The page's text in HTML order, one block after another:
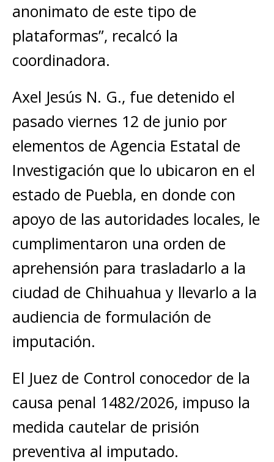
anonimato de este tipo de
plataformas”, recalcó la
coordinadora.
Axel Jesús N. G., fue detenido el
pasado viernes 12 de junio por
elementos de Agencia Estatal de
Investigación que lo ubicaron en el
estado de Puebla, en donde con
apoyo de las autoridades locales, le
cumplimentaron una orden de
aprehensión para trasladarlo a la
ciudad de Chihuahua y llevarlo a la
audiencia de formulación de
imputación.
El Juez de Control conocedor de la
causa penal 1482/2026, impuso la
medida cautelar de prisión
preventiva al imputado.